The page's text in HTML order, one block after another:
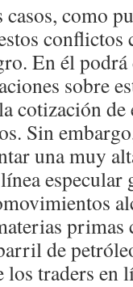
como
conflictos
En él
sobre
cotización
Sin
una muy
especular
primas
de
traders en